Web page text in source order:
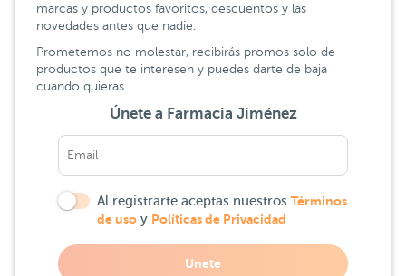
marcas y productos favoritos, descuentos y las
novedades antes que nadie.
Prometemos no molestar, recibirás promos solo de
productos que te interesen y puedes darte de baja
cuando quieras.
Únete a Farmacia Jiménez
Al registrarte aceptas nuestros Términos
de uso y Políticas de Privacidad
Unete